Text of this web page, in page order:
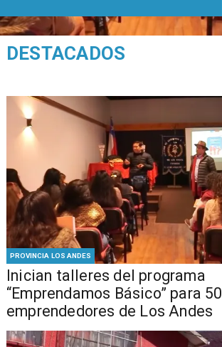
PROVINCIA LOS ANDES
Inician talleres del programa
“Emprendamos Básico” para 50
emprendedores de Los Andes
DESTACADOS